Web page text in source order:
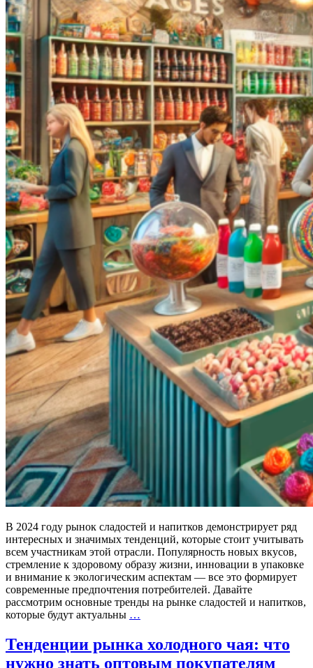
В 2024 году рынок сладостей и напитков демонстрирует ряд
интересных и значимых тенденций, которые стоит учитывать
всем участникам этой отрасли. Популярность новых вкусов,
стремление к здоровому образу жизни, инновации в упаковке
и внимание к экологическим аспектам — все это формирует
современные предпочтения потребителей. Давайте
рассмотрим основные тренды на рынке сладостей и напитков,
которые будут актуальны …
оптовом
рынке
сладостей
Тенденции рынка холодного чая: что
нужно знать оптовым покупателям